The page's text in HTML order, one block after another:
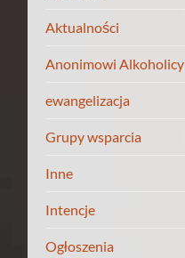
Aktualności
Anonimowi Alkoholicy
ewangelizacja
Grupy wsparcia
Inne
Intencje
Ogłoszenia